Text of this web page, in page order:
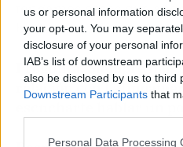
us or personal information
your opt-out. You may
disclosure of your personal
IAB’s list of downstream
also be disclosed by us to third
Downstream Participants that
Personal Data Processing
tengamos cosas que
buenas canciones.
Pregunta: Siempre
relación con